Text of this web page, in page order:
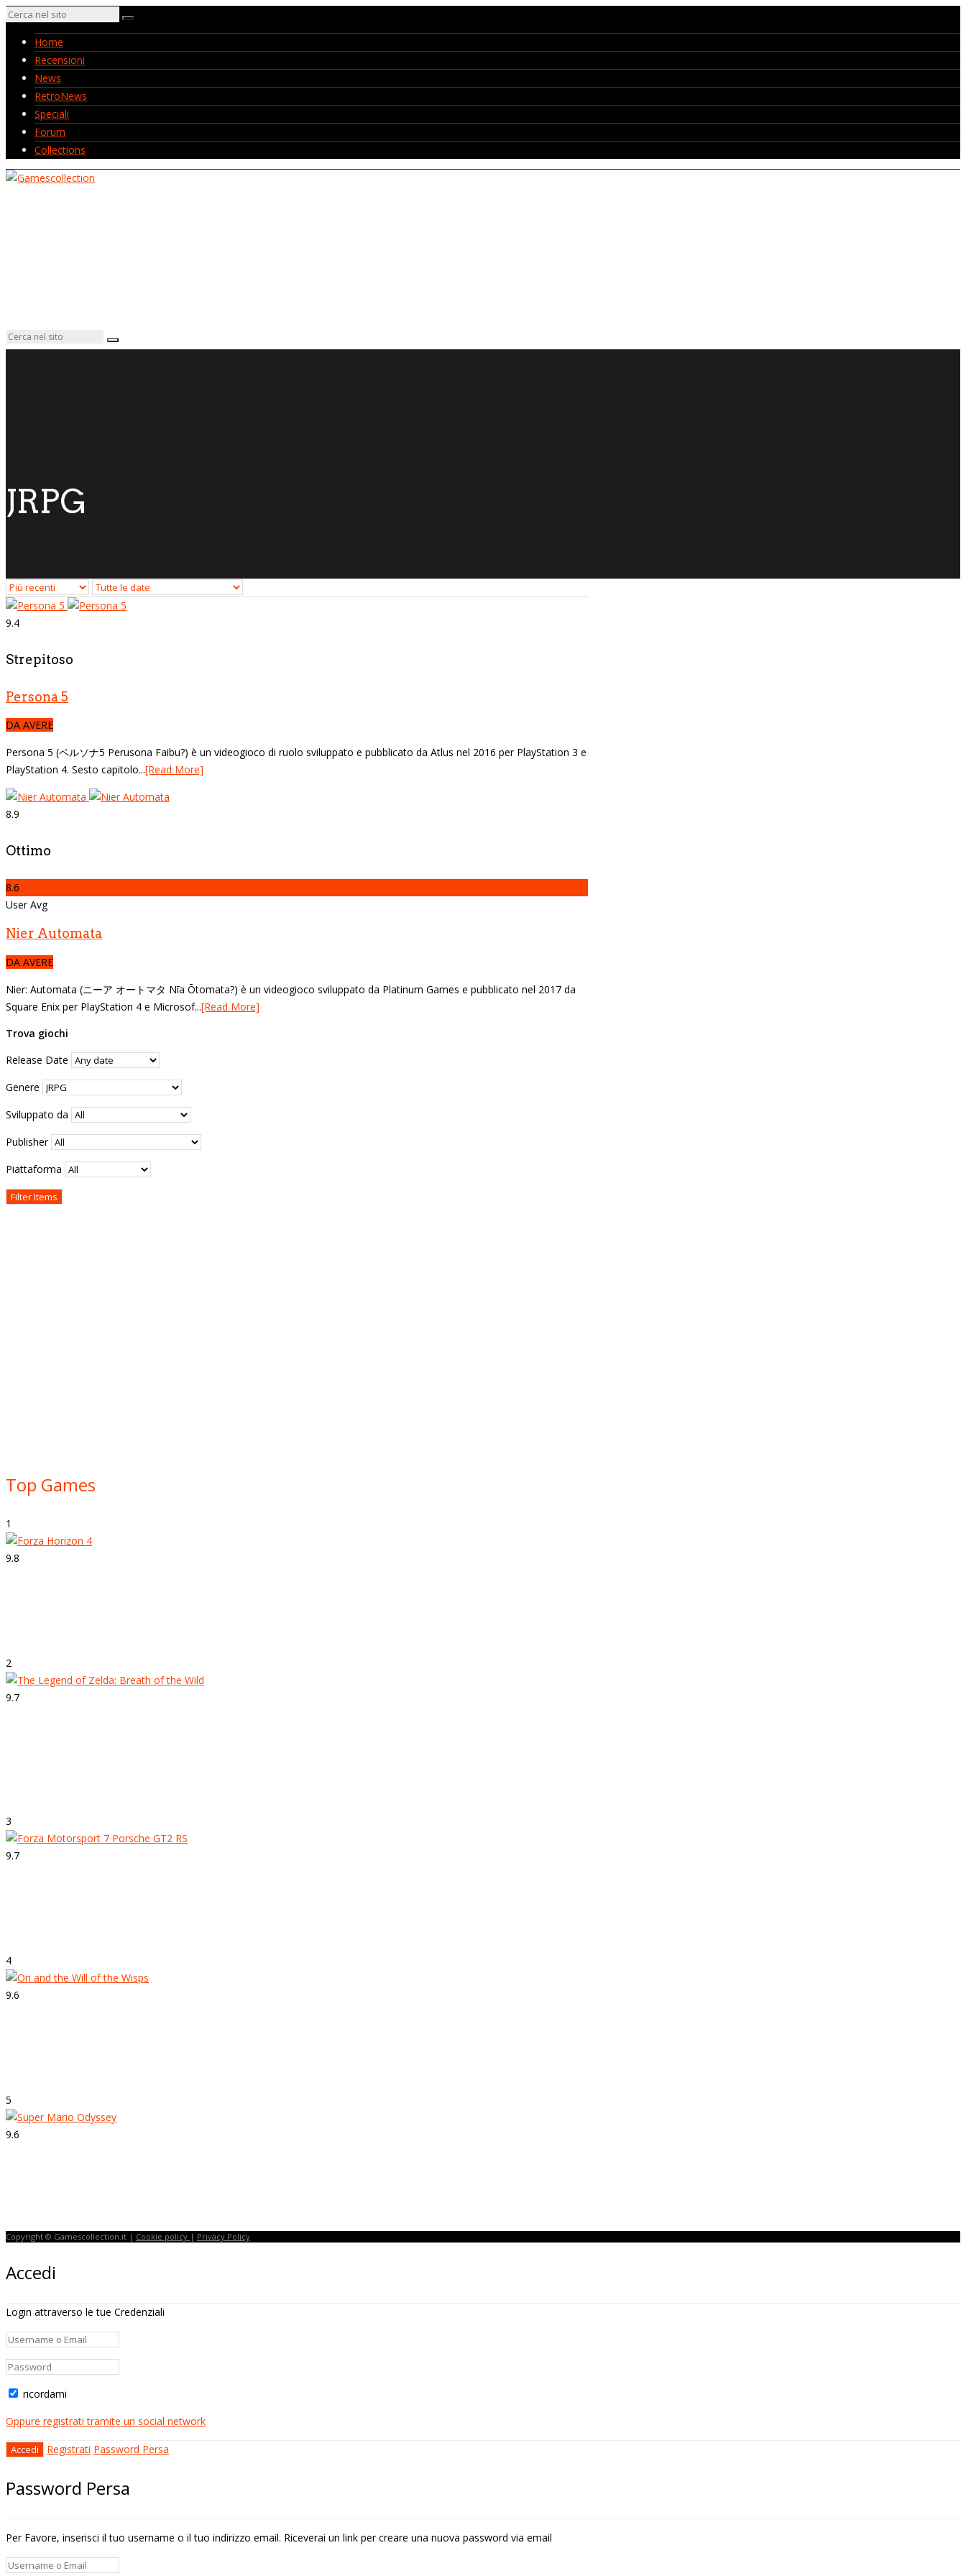
Home
Recensioni
News
RetroNews
Speciali
Forum
Collections
JRPG
9.4
Strepitoso
Persona 5
DA AVERE
Persona 5 (ペルソナ5 Perusona Faibu?) è un videogioco di ruolo sviluppato e pubblicato da Atlus nel 2016 per PlayStation 3 e
PlayStation 4. Sesto capitolo...[Read More]
8.9
Ottimo
8.6
User Avg
Nier Automata
DA AVERE
Nier: Automata (ニーア オートマタ Nīa Ōtomata?) è un videogioco sviluppato da Platinum Games e pubblicato nel 2017 da
Square Enix per PlayStation 4 e Microsof...[Read More]
Trova giochi
Release Date
Genere
Sviluppato da
Publisher
Piattaforma
Top Games
1
9.8
2
9.7
3
9.7
4
9.6
5
9.6
Copyright © Gamescollection.it | Cookie policy | Privacy Policy
Accedi
Login attraverso le tue Credenziali
ricordami
Oppure registrati tramite un social network
Registrati Password Persa
Password Persa
Per Favore, inserisci il tuo username o il tuo indirizzo email. Riceverai un link per creare una nuova password via email